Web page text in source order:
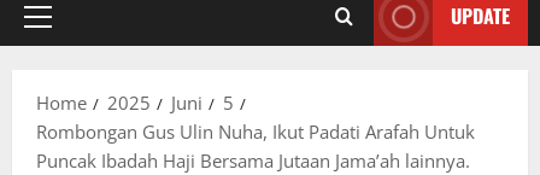
Primary
UPDATE
Home 2025 Juni
5
Rombongan Gus Ulin Nuha, Ikut Padati Arafah Untuk
Puncak Ibadah Haji Bersama Jutaan Jama’ah lainnya.